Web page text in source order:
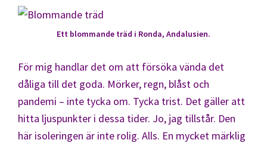
Ett blommande träd i Ronda, Andalusien.
För mig handlar det om att försöka vända det
dåliga till det goda. Mörker, regn, blåst och
pandemi – inte tycka om. Tycka trist. Det gäller att
hitta ljuspunkter i dessa tider. Jo, jag tillstår. Den
här isoleringen är inte rolig. Alls. En mycket märklig